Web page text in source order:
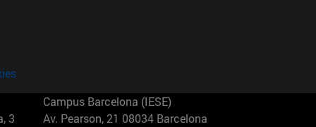
3
Campus Barcelona (IESE)
Av. Pearson, 21 08034 Barcelona